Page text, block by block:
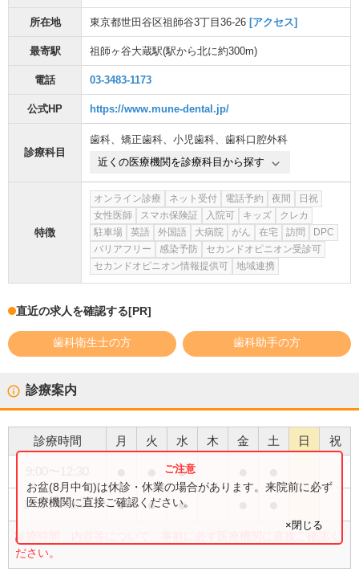
所在地 東京都世田谷区祖師谷3丁目36-26 [アクセス]
最寄駅 祖師ヶ谷大蔵駅(駅から北に約300m)
電話 03-3483-1173
公式HP https://www.mune-dental.jp/
診療科目
歯科、 矯正歯科、 小児歯科、 歯科口腔外科
近くの医療機関を診療科目から探す
特徴
オンライン診療 ネット受付 電話予約 夜間
日祝
女性医師
スマホ保険証 入院可 キッズ
クレカ
駐車場
英語 外国語 大病院 がん 在宅 訪問
DPC
バリアフリー
感染予防
セカンドオピニオン受診可
セカンドオピニオン情報提供可
地域連携
直近の求人を確認する[PR]
歯科衛生士の方 歯科助手の方
診療案内
診療時間 月 火 水 木 金 土 日 祝
●
14:00〜18:30 ● ● ●
診療時間・内容等について、事前に必ず医療機関に直接ご確認く
ださい。
お盆(8月中旬)は休診・休業の場合があります。来院前に必ず
医療機関に直接ご確認ください。
×閉じる